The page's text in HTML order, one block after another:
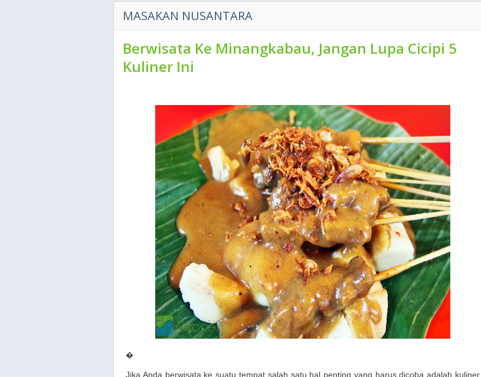
MASAKAN NUSANTARA
Berwisata Ke Minangkabau, Jangan Lupa Cicipi 5
Kuliner Ini
�
Jika Anda berwisata ke suatu tempat salah satu hal penting yang harus dicoba adalah kuliner